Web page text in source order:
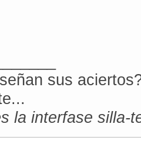
sus
la interfase silla-